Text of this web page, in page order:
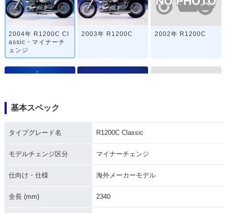
2004年 R1200C Cl
assic・マイナーチ
ェンジ
2003年 R1200C 2002年 R1200C
基本スペック
タイプグレード名 R1200C Classic
モデルチェンジ区分 マイナーチェンジ
仕向け・仕様 海外メーカーモデル
全長 (mm) 2340